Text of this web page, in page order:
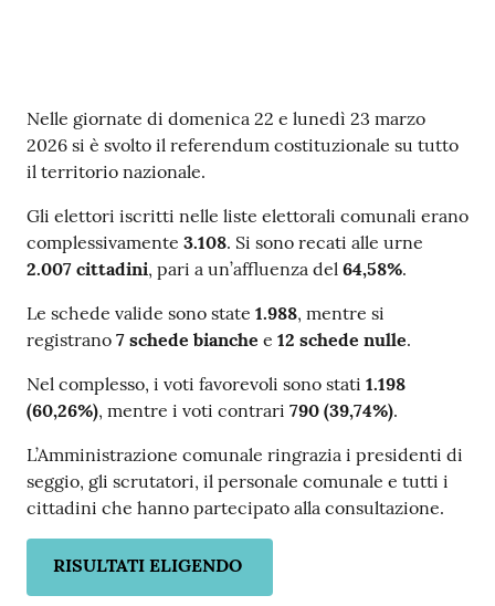
e
a
p
u
n
t
a
m
n
t
Street
Tutti
Contenuto
Nelle giornate di domenica 22 e lunedì 23 marzo
2026 si è svolto il referendum costituzionale su tutto
il territorio nazionale.
Gli elettori iscritti nelle liste elettorali comunali erano
complessivamente 3.108. Si sono recati alle urne
2.007 cittadini, pari a un’affluenza del 64,58%.
Le schede valide sono state 1.988, mentre si
registrano 7 schede bianche e 12 schede nulle.
Nel complesso, i voti favorevoli sono stati 1.198
(60,26%), mentre i voti contrari 790 (39,74%).
L’Amministrazione comunale ringrazia i presidenti di
seggio, gli scrutatori, il personale comunale e tutti i
cittadini che hanno partecipato alla consultazione.
RISULTATI ELIGENDO